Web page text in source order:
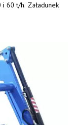
60 t/h. Załadunek